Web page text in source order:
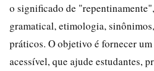
o significado de
gramatical, etimologia,
práticos. O objetivo é fornecer
acessível, que ajude estudantes,